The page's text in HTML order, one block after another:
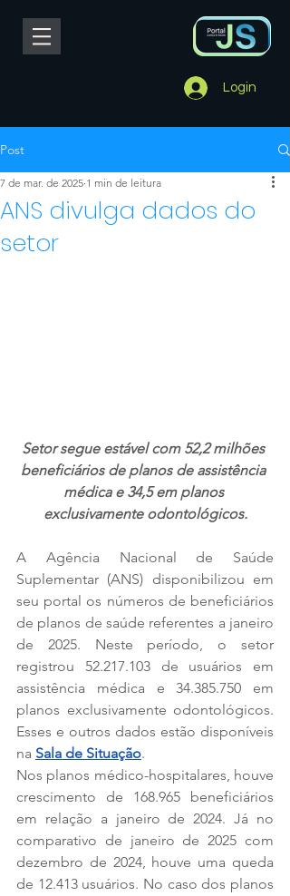
Login
Post
ANS divulga dados do
setor
7 de mar. de 2025 1 min de leitura
Setor segue estável com 52,2 milhões
beneficiários de planos de assistência
médica e 34,5 em planos
exclusivamente odontológicos.
A Agência Nacional de Saúde
Suplementar (ANS) disponibilizou em
seu portal os números de beneficiários
de planos de saúde referentes a janeiro
de 2025. Neste período, o setor
registrou 52.217.103 de usuários em
assistência médica e 34.385.750 em
planos exclusivamente odontológicos.
Esses e outros dados estão disponíveis
na Sala de Situação.
Nos planos médico-hospitalares, houve
crescimento de 168.965 beneficiários
em relação a janeiro de 2024. Já no
comparativo de janeiro de 2025 com
dezembro de 2024, houve uma queda
de 12.413 usuários. No caso dos planos